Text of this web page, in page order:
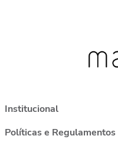
Institucional
Políticas e Regulamentos